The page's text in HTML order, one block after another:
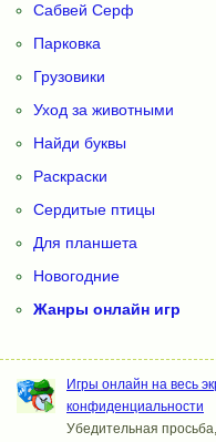
Сабвей Серф
Парковка
Грузовики
Уход за животными
Найди буквы
Раскраски
Сердитые птицы
Для планшета
Новогодние
Жанры онлайн игр
Игры онлайн на весь
конфиденциальности
Убедительная